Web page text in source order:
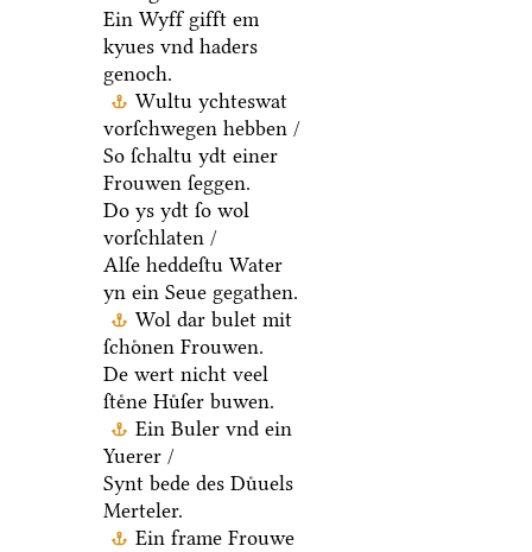
Ein Wyff gifft em
kyues vnd haders
genoch.
Wultu ychteswat
vorſchwegen hebben /
So ſchaltu ydt einer
Frouwen ſeggen.
Do ys ydt ſo wol
vorſchlaten /
Alſe heddeſtu Water
yn ein Seue gegathen.
Wol dar bulet mit
ſchoͤnen Frouwen.
De wert nicht veel
ſteͤne Huͤſer buwen.
Ein Buler vnd ein
Yuerer /
Synt bede des Duͤuels
Merteler.
Ein frame Frouwe